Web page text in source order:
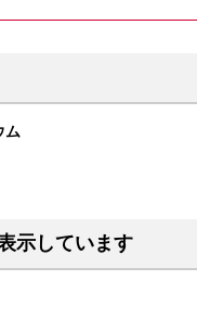
ム
示しています